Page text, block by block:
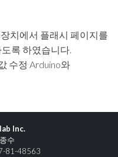
치에서 플래시 페이지를
록 하였습니다.
수정 Arduino와
Inc.
수
81-48563